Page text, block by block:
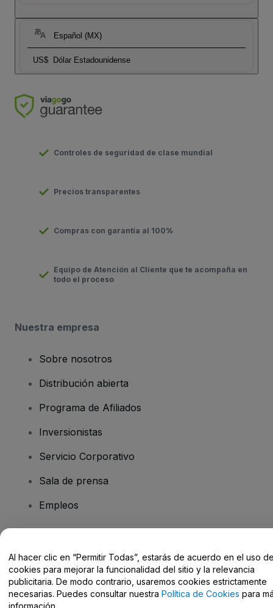
Español (MX)
US$ Dólar Estadounidense
Controles de seguridad de clase mundial
Precios transparentes
Compras con garantía al 100%
Equipo de Atención al Cliente que te acompaña en
todo el proceso
Nuestra empresa
Sobre nosotros
Distribución abierta
Programa de Afiliados
Inversionistas
Servicio Corporativo
Sala de prensa
Empleos
Centro de Ayuda / Contacto
Al hacer clic en “Permitir Todas”, estarás de acuerdo en el uso
cookies para mejorar la funcionalidad del sitio y la relevancia
publicitaria. De modo contrario, usaremos cookies estrictamente
necesarias. Puedes consultar nuestra Política de Cookies para
información.